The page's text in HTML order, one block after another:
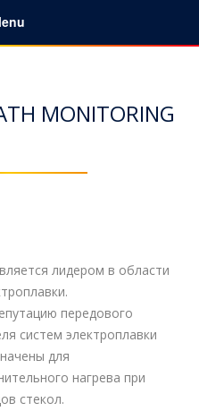
MONITORING
лидером в области
передового
систем электроплавки
для
нагрева при
стекол.